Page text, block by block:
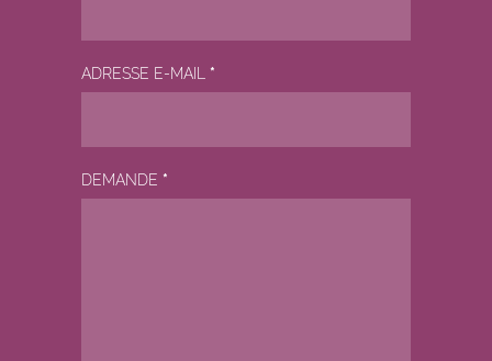
ADRESSE E-MAIL *
DEMANDE *